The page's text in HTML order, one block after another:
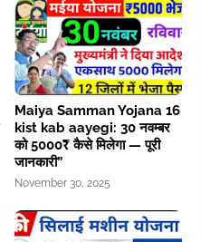
Maiya Samman Yojana 16
kist kab aayegi: 30 नवम्बर
को 5000₹ कैसे मिलेगा — पूरी
जानकारी”
November 30, 2025